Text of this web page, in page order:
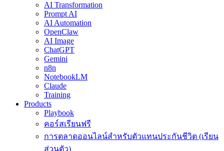
AI Transformation
Prompt AI
AI Automation
OpenClaw
AI Image
ChatGPT
Gemini
n8n
NotebookLM
Claude
Training
Products
Playbook
คอร์สเรียนฟรี
การตลาดออนไลน์สำหรับตัวแทนประกันชีวิต (เรียน
ส่วนตัว)